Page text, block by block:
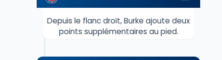
Depuis le flanc droit, Burke ajoute deux
points supplémentaires au pied.